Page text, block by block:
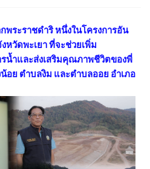
พระราชดำริ หนึ่งในโครงการอัน
หวัดพะเยา ที่จะช่วยเพิ่ม
น้ำและส่งเสริมคุณภาพชีวิตของพี่
อย ตำบลงิม และตำบลออย อำเภอ